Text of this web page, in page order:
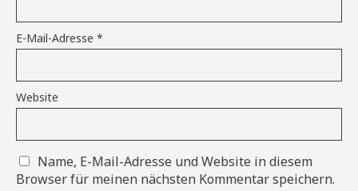
E-Mail-Adresse *
Website
Name, E-Mail-Adresse und Website in diesem
Browser für meinen nächsten Kommentar speichern.